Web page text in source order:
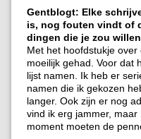
Gentblogt: Elke
is, nog fouten vindt of
dingen die je zou
Met het hoofdstukje
moeilijk gehad. Voor dat
lijst namen. Ik heb er
namen die ik gekozen
langer. Ook zijn er nog
vind ik erg jammer,
moment moeten de